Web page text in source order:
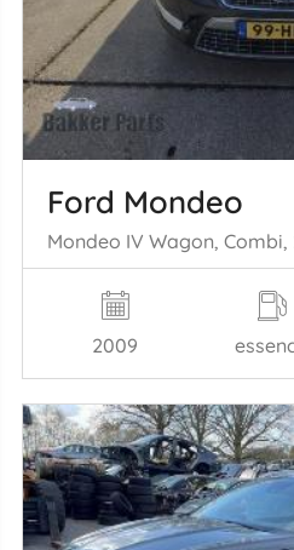
Ford Mondeo
Mondeo IV Wagon, Combi,
2009